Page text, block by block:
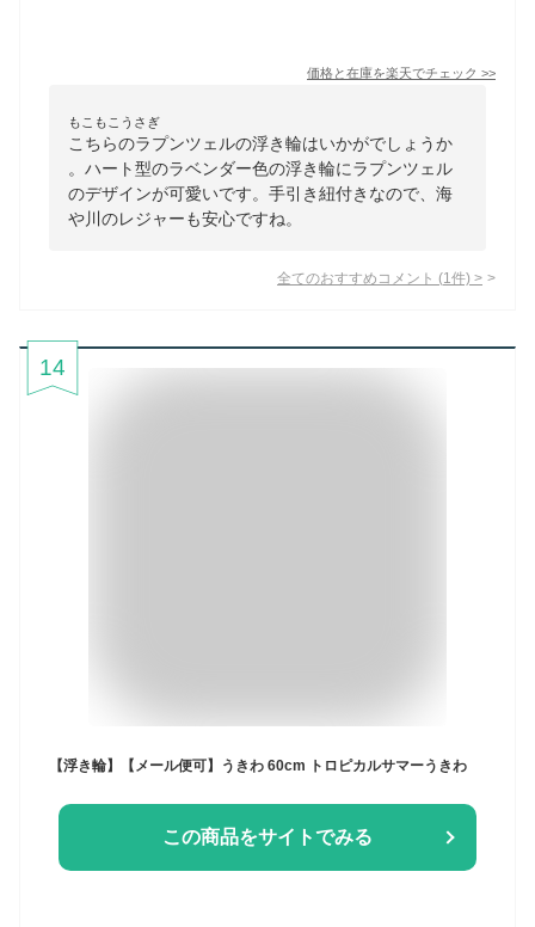
価格と在庫を楽天でチェック >>
もこもこうさぎ
こちらのラプンツェルの浮き輪はいかがでしょうか
。ハート型のラベンダー色の浮き輪にラプンツェル
のデザインが可愛いです。手引き紐付きなので、海
や川のレジャーも安心ですね。
全てのおすすめコメント (1 件) >
14
【浮き輪】【メール便可】うきわ 60cm トロピカルサマーうきわ
この商品をサイトでみる